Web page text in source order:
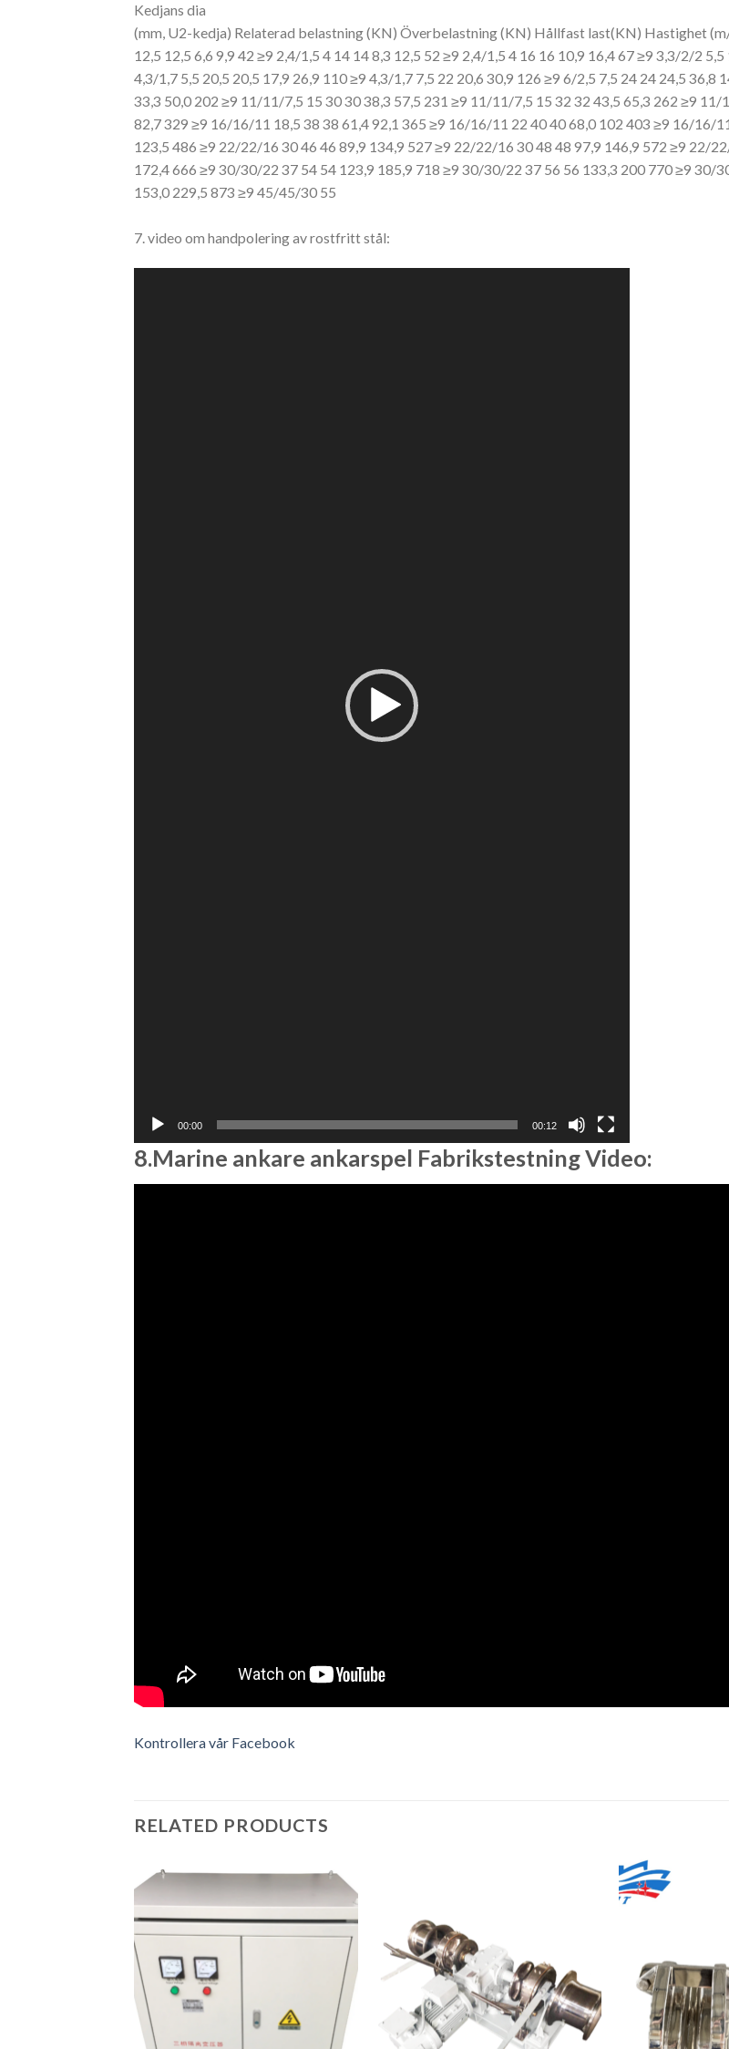
Kedjans dia
(mm, U2-kedja) Relaterad belastning (KN) Överbelastning (KN) Hållfast last(KN) Hastighet
12,5 12,5 6,6 9,9 42 ≥9 2,4/1,5 4 14 14 8,3 12,5 52 ≥9 2,4/1,5 4 16 16 10,9 16,4 67 ≥9 3,3/2/2 5,5
4,3/1,7 5,5 20,5 20,5 17,9 26,9 110 ≥9 4,3/1,7 7,5 22 20,6 30,9 126 ≥9 6/2,5 7,5 24 24 24,5 36,8
33,3 50,0 202 ≥9 11/11/7,5 15 30 30 38,3 57,5 231 ≥9 11/11/7,5 15 32 32 43,5 65,3 262 ≥9
82,7 329 ≥9 16/16/11 18,5 38 38 61,4 92,1 365 ≥9 16/16/11 22 4040 68,0 102 403 ≥9 16/16/
123,5 486 ≥9 22/22/16 30 46 46 89,9 134,9 527 ≥9 22/22/16 30 48 48 97,9 146,9 572 ≥9 22/
172,4 666 ≥9 30/30/22 37 54 54 123,9 185,9 718 ≥9 30/30/22 37 56 56 133,3 200 770 ≥9 30/
153,0 229,5 873 ≥9 45/45/30 55
7. video om handpolering av rostfritt stål:
00:00 00:12
8.Marine ankare ankarspel Fabrikstestning Video:
Kontrollera vår Facebook
RELATED PRODUCTS